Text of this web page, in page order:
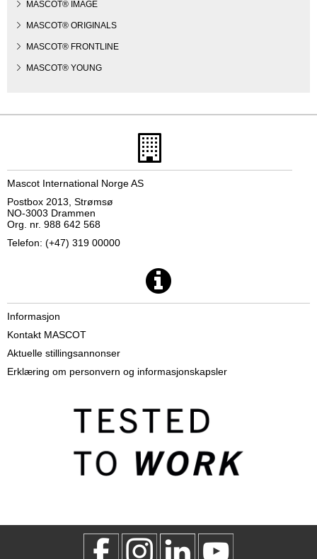
MASCOT® IMAGE
MASCOT® ORIGINALS
MASCOT® FRONTLINE
MASCOT® YOUNG
Mascot International Norge AS
Postbox 2013, Strømsø
NO-3003 Drammen
Org. nr. 988 642 568
Telefon: (+47) 319 00000
Informasjon
Kontakt MASCOT
Aktuelle stillingsannonser
Erklæring om personvern og informasjonskapsler